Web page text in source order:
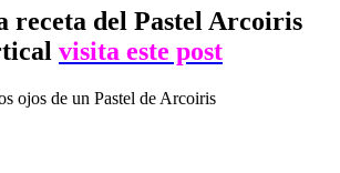
receta del Pastel Arcoiris
visita este post